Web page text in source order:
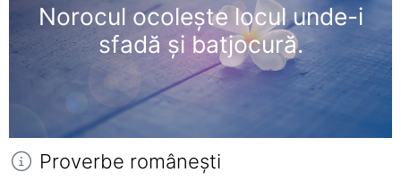
Norocul ocoleşte locul unde-i
sfadă şi batjocură.
Proverbe româneşti